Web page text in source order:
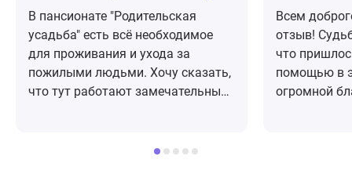
В пaнсионате "Родительская
усадьба" есть всё необходимое
для проживания и ухода за
пожилыми людьми. Хочу сказать,
что тут работают замечательные
ее с душой🙏 Спасибо вам за то,
Всем
отзыв! Судьба так распорядилась
что
помощью в
огромной